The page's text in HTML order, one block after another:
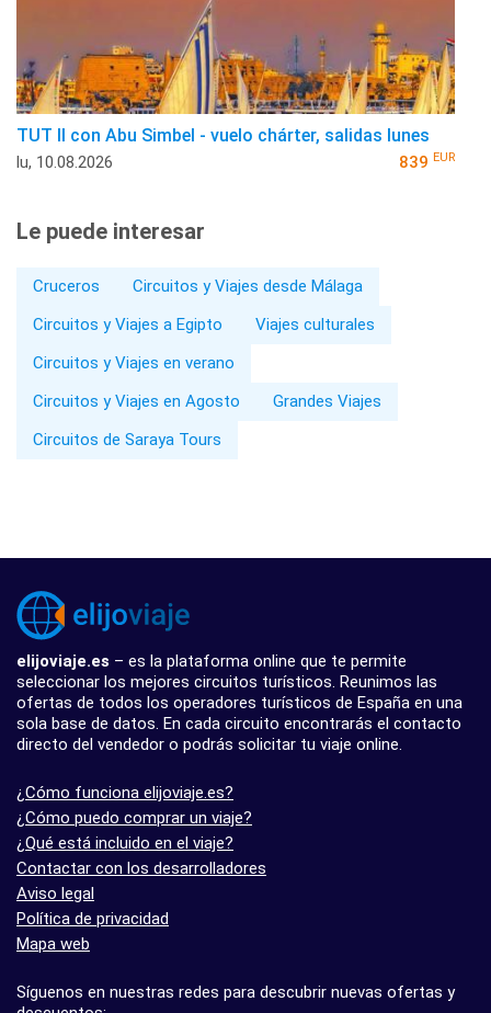
TUT II con Abu Simbel - vuelo chárter, salidas lunes
lu, 10.08.2026 839 EUR
Le puede interesar
Cruceros
Circuitos y Viajes desde Málaga
Circuitos y Viajes a Egipto
Viajes culturales
Circuitos y Viajes en verano
Circuitos y Viajes en Agosto
Grandes Viajes
Circuitos de Saraya Tours
elijoviaje.es – es la plataforma online que te permite
seleccionar los mejores circuitos turísticos. Reunimos las
ofertas de todos los operadores turísticos de España en una
sola base de datos. En cada circuito encontrarás el contacto
directo del vendedor o podrás solicitar tu viaje online.
¿Cómo funciona elijoviaje.es?
¿Cómo puedo comprar un viaje?
¿Qué está incluido en el viaje?
Contactar con los desarrolladores
Aviso legal
Política de privacidad
Mapa web
Síguenos en nuestras redes para descubrir nuevas ofertas y